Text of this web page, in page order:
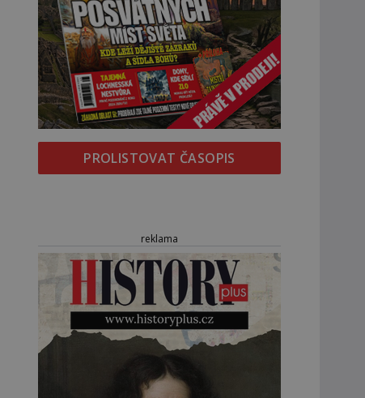
PROLISTOVAT ČASOPIS
reklama